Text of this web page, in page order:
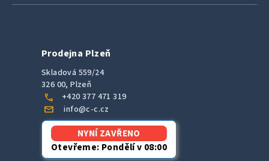
Prodejna Plzeň
Skladová 559/24
326 00, Plzeň
call +420 377 471 319
mail info@c-c.cz
NYNÍ ZAVŘENO
Otevřeme: Pondělí v 08:00